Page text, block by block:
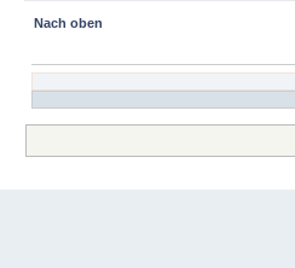
Nach oben